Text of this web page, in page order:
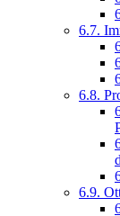
6.7.
6.8.
6.9.